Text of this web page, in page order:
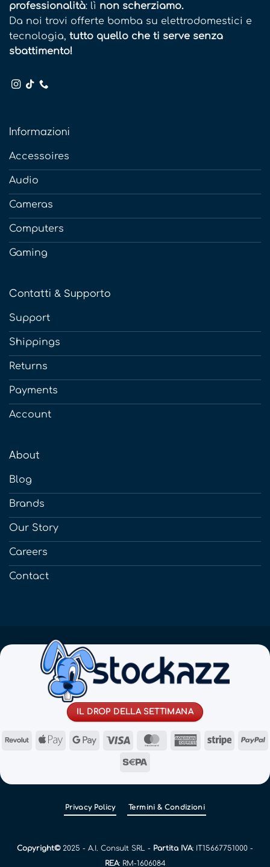
professionalità: lì non scherziamo.
Da noi trovi offerte bomba su elettrodomestici e
tecnologia, tutto quello che ti serve senza
sbattimento!
Informazioni
Accessoires
Audio
Cameras
Computers
Gaming
Contatti & Supporto
Support
Shippings
Returns
Payments
Account
About
Blog
Brands
Our Story
Careers
Contact
IL DROP DELLA SETTIMANA
RevolutApple GoogleVisa MasterCardAmericanStripe
Privacy Policy Termini & Condizioni
Copyright©2025 - A.I. Consult SRL - Partita IVA: IT15667751000 -
REA: RM-1606084